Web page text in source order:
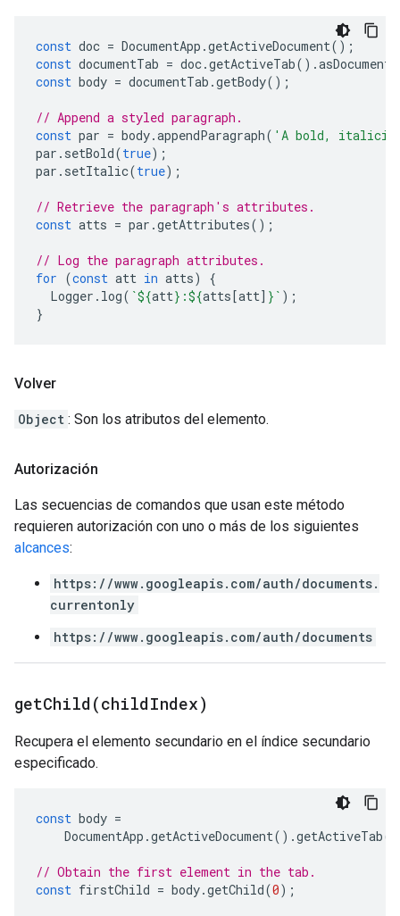
const doc = DocumentApp .getActiveDocument();
const documentTab = doc.getActiveTab().
const body = documentTab .getBody();
// Append a styled paragraph.
const par = body.appendParagraph( 'A bold,
par . setBold(true);
par . setItalic(true);
// Retrieve the paragraph's attributes.
const atts = par .getAttributes();
// Log the paragraph attributes.
for (const att in atts)
{
Logger . log( `${att} :${atts[att] } ` );
}
Volver
Object : Son los atributos del elemento.
Autorización
Las secuencias de comandos que usan este método
requieren autorización con uno o más de los siguientes
alcances:
https://www.googleapis.com/auth/documents.
currentonly
https://www.googleapis.com/auth/documents
getChild(childIndex)
Recupera el elemento secundario en el índice secundario
especificado.
const body =
DocumentApp .getActiveDocument().getActiveTab
// Obtain the first element in the tab.
const firstChild = body.getChild(0);